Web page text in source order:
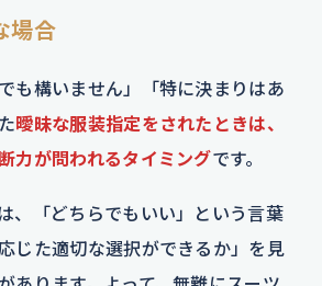
場合
も構いません」「特に決まりはあ
曖昧な服装指定をされたときは、
力が問われるタイミングです。
、「どちらでもいい」という言葉
じた適切な選択ができるか」を見